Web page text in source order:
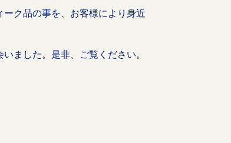
ク品の事を、お客様により身近
ました。是非、ご覧ください。